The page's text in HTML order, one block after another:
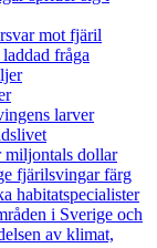
mot fjäril
fråga
larver
miljontals dollar
fjärilsvingar färg
habitatspecialister
i Sverige och
av klimat,